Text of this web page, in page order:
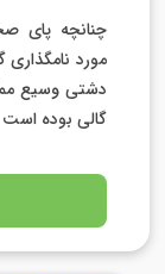
چنانچه پای
مورد
دشتی وسیع
گالی بوده است